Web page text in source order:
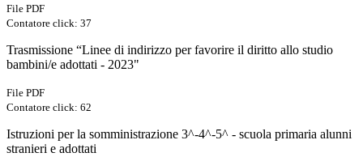
File PDF
Contatore click: 37
Trasmissione “Linee di indirizzo per favorire il diritto allo studio
bambini/e adottati - 2023"
File PDF
Contatore click: 62
Istruzioni per la somministrazione 3^-4^-5^ - scuola primaria alunni
stranieri e adottati